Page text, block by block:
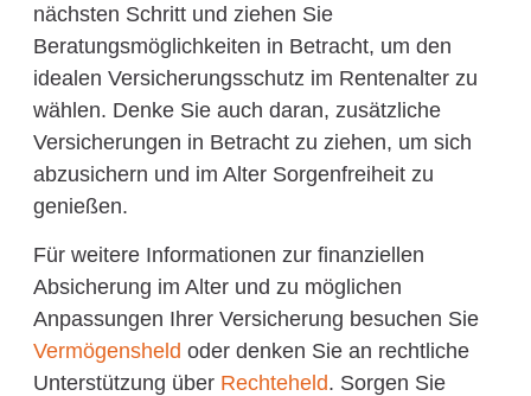
nächsten Schritt und ziehen Sie
Beratungsmöglichkeiten in Betracht, um den
idealen Versicherungsschutz im Rentenalter zu
wählen. Denke Sie auch daran, zusätzliche
Versicherungen in Betracht zu ziehen, um sich
abzusichern und im Alter Sorgenfreiheit zu
genießen.
Für weitere Informationen zur finanziellen
Absicherung im Alter und zu möglichen
Anpassungen Ihrer Versicherung besuchen Sie
Vermögensheld oder denken Sie an rechtliche
Unterstützung über Rechteheld. Sorgen Sie